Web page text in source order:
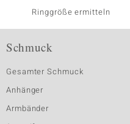
Ringgröße ermitteln
Schmuck
Gesamter Schmuck
Anhänger
Armbänder